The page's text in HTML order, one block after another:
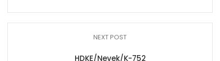
NEXT POST
HDKE/Nevek/K-752